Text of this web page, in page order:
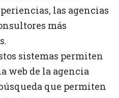
las agencias
más
sistemas permiten
web de la agencia
que permiten